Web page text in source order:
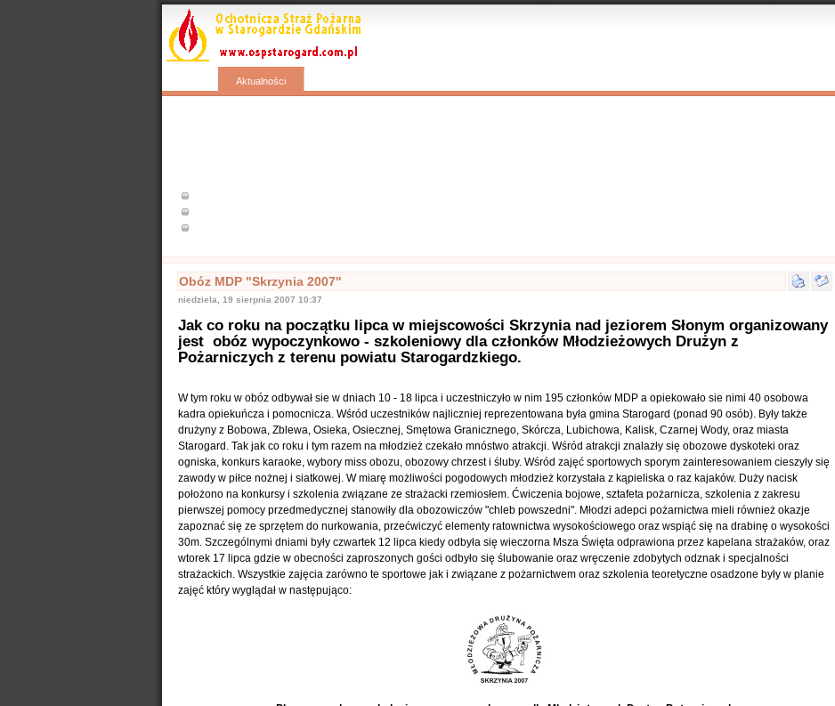
Aktualności
Obóz MDP "Skrzynia 2007"
niedziela, 19 sierpnia 2007 10:37
Jak co roku na początku lipca w miejscowości Skrzynia nad jeziorem Słonym organizowany
jest obóz wypoczynkowo - szkoleniowy dla członków Młodzieżowych Drużyn z
Pożarniczych z terenu powiatu Starogardzkiego.
W tym roku w obóz odbywał sie w dniach 10 - 18 lipca i uczestniczyło w nim 195 członków MDP a opiekowało sie nimi 40 osobowa
kadra opiekuńcza i pomocnicza. Wśród uczestników najliczniej reprezentowana była gmina Starogard (ponad 90 osób). Były także
drużyny z Bobowa, Zblewa, Osieka, Osiecznej, Smętowa Granicznego, Skórcza, Lubichowa, Kalisk, Czarnej Wody, oraz miasta
Starogard. Tak jak co roku i tym razem na młodzież czekało mnóstwo atrakcji. Wśród atrakcji znalazły się obozowe dyskoteki oraz
ogniska, konkurs karaoke, wybory miss obozu, obozowy chrzest i śluby. Wśród zajęć sportowych sporym zainteresowaniem cieszyły się
zawody w piłce nożnej i siatkowej. W miarę możliwości pogodowych młodzież korzystała z kąpieliska o raz kajaków. Duży nacisk
położono na konkursy i szkolenia związane ze strażacki rzemiosłem. Ćwiczenia bojowe, sztafeta pożarnicza, szkolenia z zakresu
pierwszej pomocy przedmedycznej stanowiły dla obozowiczów "chleb powszedni". Młodzi adepci pożarnictwa mieli również okazje
zapoznać się ze sprzętem do nurkowania, przećwiczyć elementy ratownictwa wysokościowego oraz wspiąć się na drabinę o wysokości
30m. Szczególnymi dniami były czwartek 12 lipca kiedy odbyła się wieczorna Msza Święta odprawiona przez kapelana strażaków, oraz
wtorek 17 lipca gdzie w obecności zaproszonych gości odbyło się ślubowanie oraz wręczenie zdobytych odznak i specjalności
strażackich. Wszystkie zajęcia zarówno te sportowe jak i związane z pożarnictwem oraz szkolenia teoretyczne osadzone były w planie
zajęć który wyglądał w następująco: